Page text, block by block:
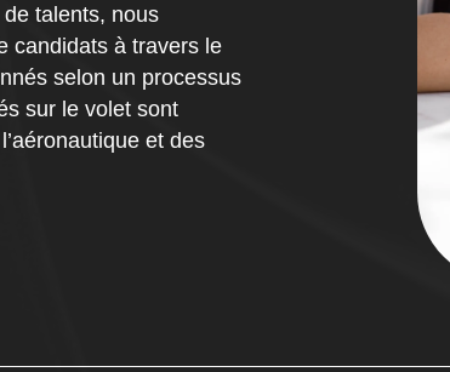
de talents, nous
candidats à travers le
selon un processus
sur le volet sont
et des